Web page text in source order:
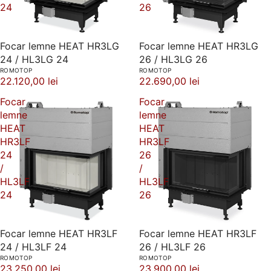
24
Focar lemne HEAT HR3LG
24 / HL3LG 24
ROMOTOP
22.120,00 lei
26
Focar lemne HEAT HR3LG
26 / HL3LG 26
ROMOTOP
22.690,00 lei
Focar
lemne
HEAT
HR3LF
24
/
HL3LF
24
Focar lemne HEAT HR3LF
24 / HL3LF 24
ROMOTOP
23.250,00 lei
Focar
lemne
HEAT
HR3LF
26
/
HL3LF
26
Focar lemne HEAT HR3LF
26 / HL3LF 26
ROMOTOP
23.900,00 lei